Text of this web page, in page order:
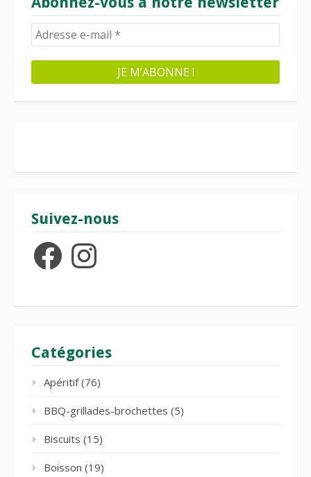
Suivez-nous
FacebookInstagram
Catégories
Apéritif(76)
BBQ-grillades-brochettes (5)
Biscuits (15)
Boisson (19)